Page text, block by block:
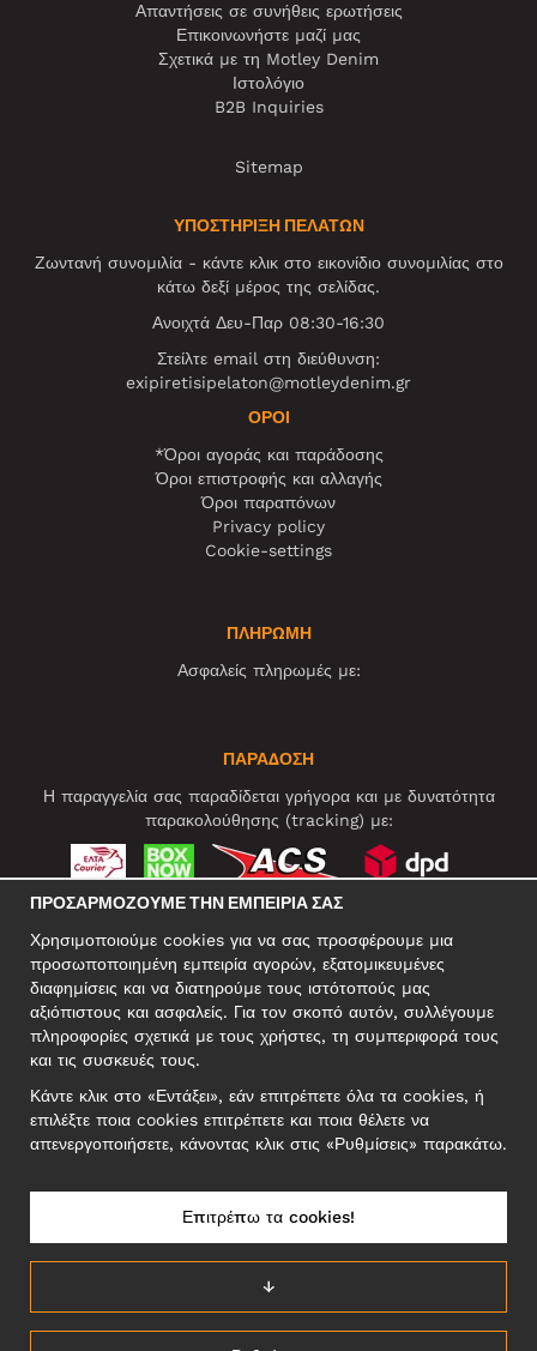
Απαντήσεις σε συνήθεις ερωτήσεις
Επικοινωνήστε μαζί μας
Σχετικά με τη Motley Denim
Ιστολόγιο
B2B Inquiries
Sitemap
ΥΠΟΣΤΗΡΙΞΗ ΠΕΛΑΤΩΝ
Ζωντανή συνομιλία - κάντε κλικ στο εικονίδιο συνομιλίας στο
κάτω δεξί μέρος της σελίδας.
Ανοιχτά Δευ-Παρ 08:30-16:30
Στείλτε email στη διεύθυνση:
exipiretisipelaton@motleydenim.gr
ΌΡΟΙ
*Όροι αγοράς και παράδοσης
Όροι επιστροφής και αλλαγής
Όροι παραπόνων
Privacy policy
Cookie-settings
ΠΛΗΡΩΜΗ
Ασφαλείς πληρωμές με:
ΠΑΡΑΔΟΣΗ
Η παραγγελία σας παραδίδεται γρήγορα και με δυνατότητα
παρακολούθησης (tracking) με:
ΕΠΑΓΓΕΛΜΑΤΙΚΗ ΔΙΕΥΘΥΝΣΗ
Motley Denim Europe OÜ
Reg: 12356245
ΣΗΜΕΙΩΣΗ! Μη στέλνετε επιστρεφόμενα προϊόντα σε αυτήν τη
ΕΛΛΆΔΑ/ΕΛΛΗΝΙΚΆ
ΠΡΟΣΑΡΜΌΖΟΥΜΕ ΤΗΝ ΕΜΠΕΙΡΊΑ ΣΑΣ
Χρησιμοποιούμε cookies για να σας προσφέρουμε μια
προσωποποιημένη εμπειρία αγορών, εξατομικευμένες
διαφημίσεις και να διατηρούμε τους ιστότοπούς μας
αξιόπιστους και ασφαλείς. Για τον σκοπό αυτόν, συλλέγουμε
πληροφορίες σχετικά με τους χρήστες, τη συμπεριφορά τους
και τις συσκευές τους.
Κάντε κλικ στο «Εντάξει», εάν επιτρέπετε όλα τα cookies, ή
επιλέξτε ποια cookies επιτρέπετε και ποια θέλετε να
απενεργοποιήσετε, κάνοντας κλικ στις «Ρυθμίσεις» παρακάτω.
↓
Επιτρέπω τα cookies!